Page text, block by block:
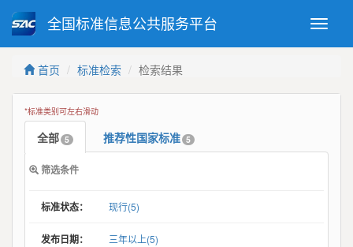
Toggle
全国标准信息公共服务平台
强制性国家标准
指导性技术文件
标准检索结果
首页 标准检索 检索结果
*标准类别可左右滑动
全部 5 推荐性国家标准 5
筛选条件
标准状态： 现行(5)
发布日期： 三年以上(5)